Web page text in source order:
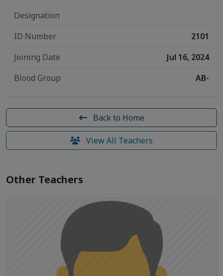
Designation
ID Number
2101
Joining Date
Jul 16, 2024
Blood Group
AB-
Back to Home
View All Teachers
Other Teachers